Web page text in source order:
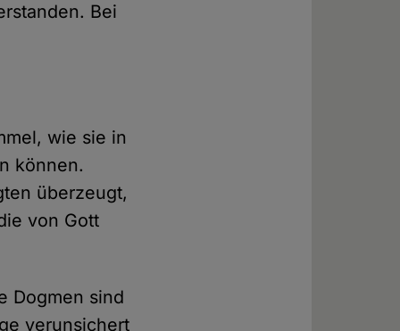
Bei
wie sie in
können.
überzeugt,
von Gott
Dogmen sind
verunsichert